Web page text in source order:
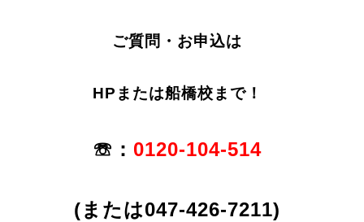
ご質問・お申込は
HPまたは船橋校まで！
☏： 0120-104-514
(または047-426-7211)